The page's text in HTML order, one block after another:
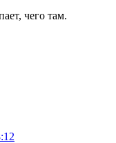
чего там.